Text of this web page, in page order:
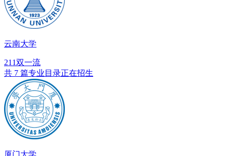
云南大学
211双一流
共 7 篇专业目录正在招生
厦门大学